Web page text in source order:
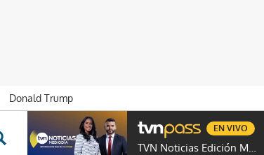
Donald Trump
NOVELAS PROGRAMAS GENTE TVN
TVN Noticias Edición Mediodía
EN VIVO